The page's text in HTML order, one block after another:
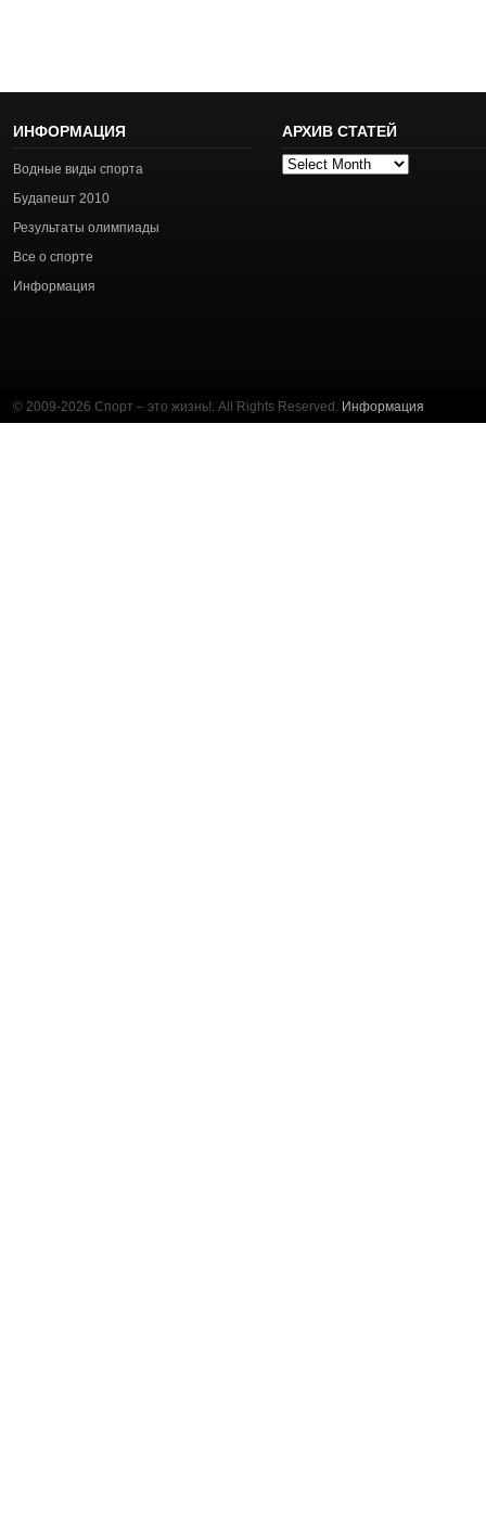
ИНФОРМАЦИЯ
Водные виды спорта
Будапешт 2010
Результаты олимпиады
Все о спорте
Информация
АРХИВ СТАТЕЙ
Архив
© 2009-2026 Спорт – это жизнь!. All Rights Reserved. Информация